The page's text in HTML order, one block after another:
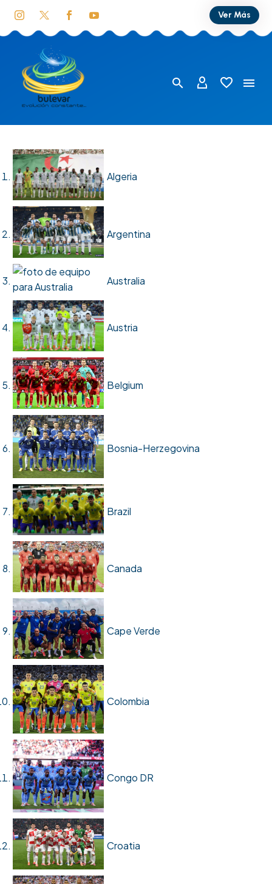
Ver Más
Algeria
Argentina
Australia
Austria
Belgium
Bosnia-Herzegovina
Brazil
Canada
Cape Verde
Colombia
Congo DR
Croatia